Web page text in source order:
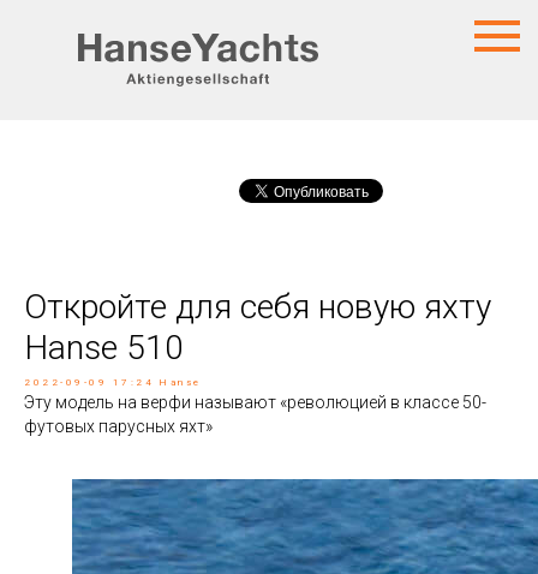
Откройте для себя новую яхту
Hanse 510
2022-09-09 17:24 Hanse
Эту модель на верфи называют «революцией в классе 50-
футовых парусных яхт»